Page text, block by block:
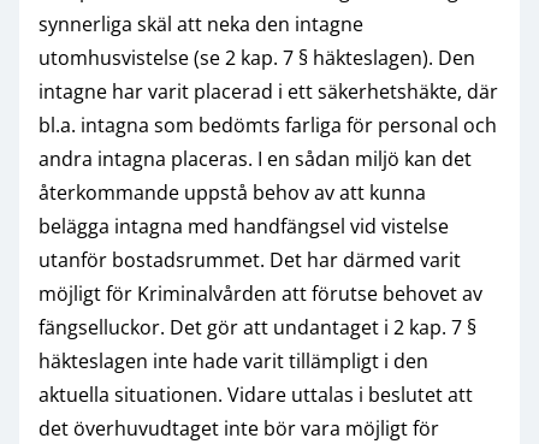
synnerliga skäl att neka den intagne
utomhusvistelse (se 2 kap. 7 § häkteslagen). Den
intagne har varit placerad i ett säkerhetshäkte, där
bl.a. intagna som bedömts farliga för personal och
andra intagna placeras. I en sådan miljö kan det
återkommande uppstå behov av att kunna
belägga intagna med handfängsel vid vistelse
utanför bostadsrummet. Det har därmed varit
möjligt för Kriminalvården att förutse behovet av
fängselluckor. Det gör att undantaget i 2 kap. 7 §
häkteslagen inte hade varit tillämpligt i den
aktuella situationen. Vidare uttalas i beslutet att
det överhuvudtaget inte bör vara möjligt för